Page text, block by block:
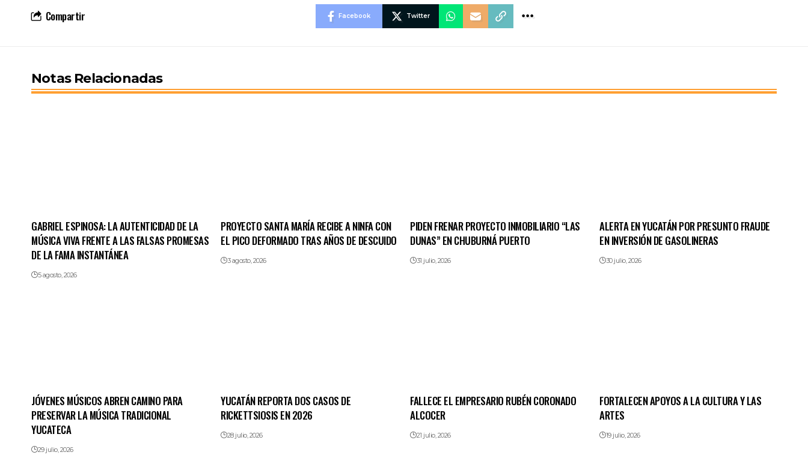
Compartir Facebook Twitter
Notas Relacionadas
GABRIEL ESPINOSA: LA AUTENTICIDAD DE LA
MÚSICA VIVA FRENTE A LAS FALSAS PROMESAS
DE LA FAMA INSTANTÁNEA
5 agosto, 2026
PROYECTO SANTA MARÍA RECIBE A NINFA CON
EL PICO DEFORMADO TRAS AÑOS DE DESCUIDO
3 agosto, 2026
PIDEN FRENAR PROYECTO INMOBILIARIO “LAS
DUNAS” EN CHUBURNÁ PUERTO
31 julio, 2026
ALERTA EN YUCATÁN POR PRESUNTO FRAUDE
EN INVERSIÓN DE GASOLINERAS
30 julio, 2026
JÓVENES MÚSICOS ABREN CAMINO PARA
PRESERVAR LA MÚSICA TRADICIONAL
YUCATECA
29 julio, 2026
YUCATÁN REPORTA DOS CASOS DE
RICKETTSIOSIS EN 2026
28 julio, 2026
FALLECE EL EMPRESARIO RUBÉN CORONADO
ALCOCER
21 julio, 2026
FORTALECEN APOYOS A LA CULTURA Y LAS
ARTES
19 julio, 2026